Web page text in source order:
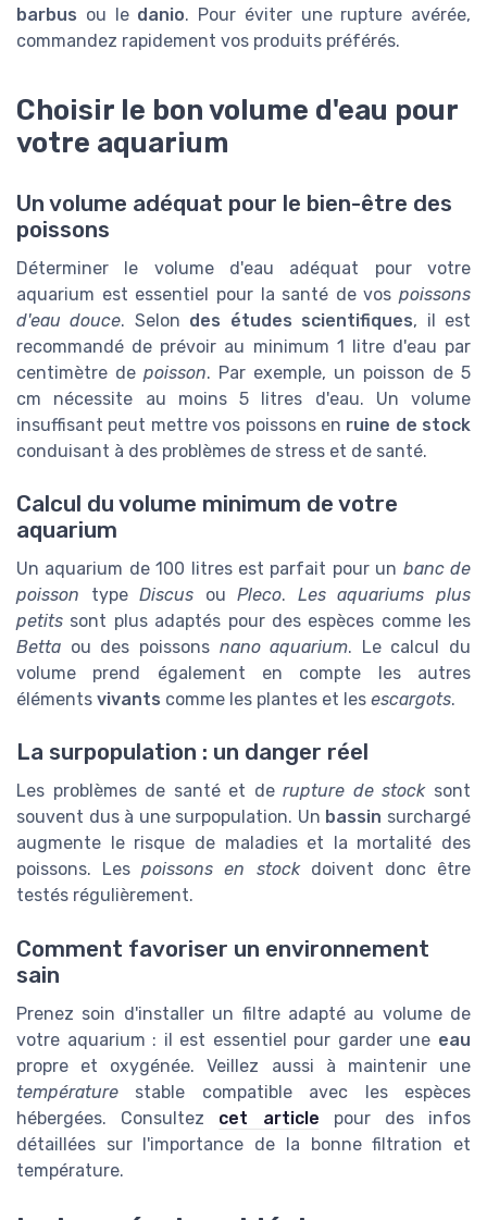
barbus ou le danio. Pour éviter une rupture avérée,
commandez rapidement vos produits préférés.
Choisir le bon volume d'eau pour
votre aquarium
Un volume adéquat pour le bien-être des
poissons
Déterminer le volume d'eau adéquat pour votre
aquarium est essentiel pour la santé de vos poissons
d'eau douce. Selon des études scientifiques, il est
recommandé de prévoir au minimum 1 litre d'eau par
centimètre de poisson. Par exemple, un poisson de 5
cm nécessite au moins 5 litres d'eau. Un volume
insuffisant peut mettre vos poissons en ruine de stock
conduisant à des problèmes de stress et de santé.
Calcul du volume minimum de votre
aquarium
Un aquarium de 100 litres est parfait pour un banc de
poisson typeDiscus ouPleco. Les aquariums plus
petits sont plus adaptés pour des espèces comme les
Betta ou des poissons nano aquarium. Le calcul du
volume prend également en compte les autres
éléments vivants comme les plantes et les escargots.
La surpopulation : un danger réel
Les problèmes de santé et derupture de stocksont
souvent dus à une surpopulation. Un bassin surchargé
augmente le risque de maladies et la mortalité des
poissons. Lespoissons en stockdoivent donc être
testés régulièrement.
Comment favoriser un environnement
sain
Prenez soin d'installer un filtre adapté au volume de
votre aquarium : il est essentiel pour garder une eau
propre et oxygénée. Veillez aussi à maintenir une
température stable compatible avec les espèces
hébergées. Consultez cet article pour des infos
détaillées sur l'importance de la bonne filtration et
température.